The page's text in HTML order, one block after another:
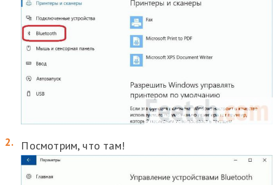
Посмотрим, что там!